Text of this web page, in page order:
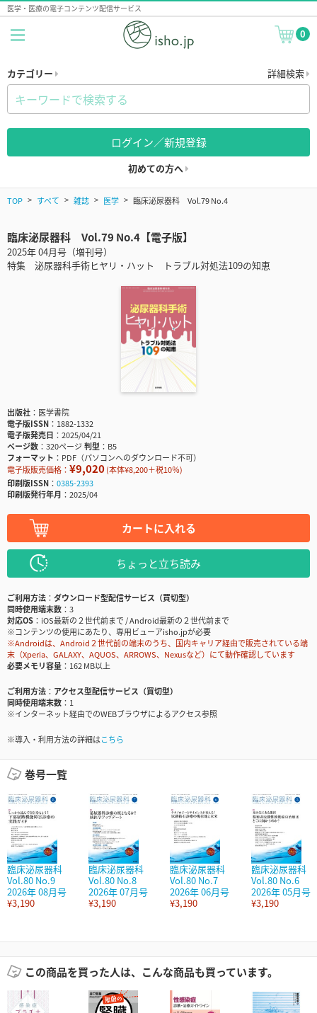
医学・医療の電子コンテンツ配信サービス
0
カテゴリー 詳細検索
ログイン／新規登録
初めての方へ
TOP すべて 雑誌 医学 臨床泌尿器科 Vol.79 No.4
臨床泌尿器科 Vol.79 No.4【電子版】
2025年 04月号（増刊号）
特集 泌尿器科手術ヒヤリ・ハット トラブル対処法109の知恵
出版社
医学書院
電子版ISSN
1882-1332
電子版発売日
2025/04/21
ページ数
320ページ判型
B5
フォーマット
PDF（パソコンへのダウンロード不可）
電子版販売価格： ¥9,020(本体¥8,200＋税10％)
印刷版ISSN
0385-2393
印刷版発行年月
2025/04
カートに入れる
ちょっと立ち読み
ご利用方法
ダウンロード型配信サービス（買切型）
同時使用端末数
3
対応OS
iOS最新の２世代前まで / Android最新の２世代前まで
※コンテンツの使用にあたり、専用ビューアisho.jpが必要
※Androidは、Android２世代前の端末のうち、国内キャリア経由で販売されている端
末（Xperia、GALAXY、AQUOS、ARROWS、Nexusなど）にて動作確認しています
必要メモリ容量
162 MB以上
ご利用方法
アクセス型配信サービス（買切型）
同時使用端末数
1
※インターネット経由でのWEBブラウザによるアクセス参照
※導入・利用方法の詳細はこちら
巻号一覧
臨床泌尿器科
Vol.80 No.9
2026年 08月号
¥3,190
臨床泌尿器科
Vol.80 No.8
2026年 07月号
¥3,190
臨床泌尿器科
Vol.80 No.7
2026年 06月号
¥3,190
臨床泌尿器科
Vol.80 No.6
2026年 05月号
¥3,190
この商品を買った人は、こんな商品も買っています。